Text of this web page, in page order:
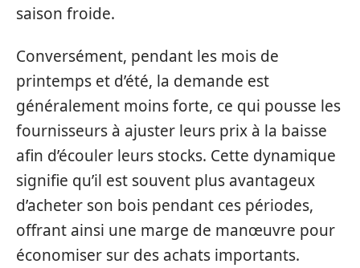
saison froide.
Conversément, pendant les mois de
printemps et d’été, la demande est
généralement moins forte, ce qui pousse les
fournisseurs à ajuster leurs prix à la baisse
afin d’écouler leurs stocks. Cette dynamique
signifie qu’il est souvent plus avantageux
d’acheter son bois pendant ces périodes,
offrant ainsi une marge de manœuvre pour
économiser sur des achats importants.